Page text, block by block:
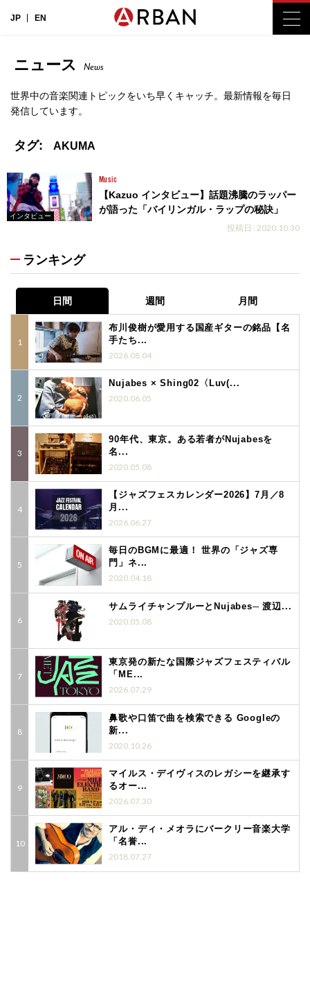
JP EN
ニュース News
世界中の音楽関連トピックをいち早くキャッチ。最新情報を毎日
発信しています。
タグ: AKUMA
インタビュー
Music
【Kazuo インタビュー】話題沸騰のラッパー
が語った「バイリンガル・ラップの秘訣」
投稿日 : 2020.10.30
ランキング
日間 週間 月間
布川俊樹が愛用する国産ギターの銘品【名
手たち...
2026.08.04
Nujabes × Shing02〈Luv(...
2020.06.05
90年代、東京。ある若者がNujabesを
名...
2020.05.08
【ジャズフェスカレンダー2026】7月／8
月...
2026.06.27
毎日のBGMに最適！ 世界の「ジャズ専
門」ネ...
2020.04.18
サムライチャンプルーとNujabes─ 渡辺...
2020.05.08
東京発の新たな国際ジャズフェスティバル
「ME...
2026.07.29
鼻歌や口笛で曲を検索できる Googleの
新...
2020.10.26
マイルス・デイヴィスのレガシーを継承す
るオー...
2026.07.30
アル・ディ・メオラにバークリー音楽大学
「名誉...
2018.07.27